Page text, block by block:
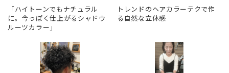
「ハイトーンでもナチュラル
に。今っぽく仕上がるシャドウ
ルーツカラー」
トレンドのヘアカラーテクで作
る自然な立体感